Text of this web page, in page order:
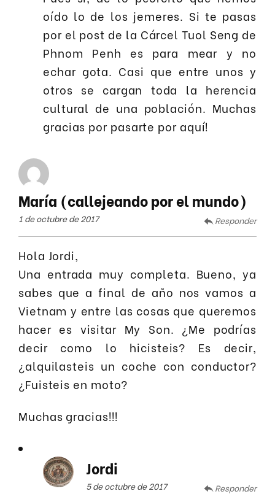
oído lo de los jemeres. Si te pasas
por el post de la Cárcel Tuol Seng de
Phnom Penh es para mear y no
echar gota. Casi que entre unos y
otros se cargan toda la herencia
cultural de una población. Muchas
gracias por pasarte por aquí!
María (callejeando por el mundo)
1 de octubre de 2017 Responder
Hola Jordi,
Una entrada muy completa. Bueno, ya
sabes que a final de año nos vamos a
Vietnam y entre las cosas que queremos
hacer es visitar My Son. ¿Me podrías
decir como lo hicisteis? Es decir,
¿alquilasteis un coche con conductor?
¿Fuisteis en moto?
Muchas gracias!!!
Jordi
5 de octubre de 2017 Responder